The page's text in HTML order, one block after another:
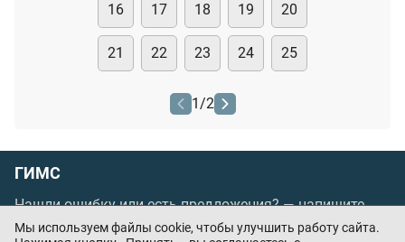
16 17 18 19 20
21 22 23 24 25
1 /2
ГИМС
Нашли ошибку или есть предложения? —напишите
нам
Мы используем файлы cookie, чтобы улучшить работу сайта.